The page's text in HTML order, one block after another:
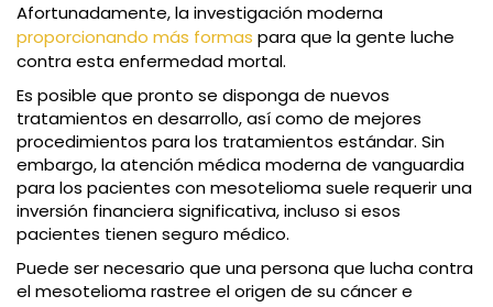
Afortunadamente, la investigación moderna
proporcionando más formas para que la gente luche
contra esta enfermedad mortal.
Es posible que pronto se disponga de nuevos
tratamientos en desarrollo, así como de mejores
procedimientos para los tratamientos estándar. Sin
embargo, la atención médica moderna de vanguardia
para los pacientes con mesotelioma suele requerir una
inversión financiera significativa, incluso si esos
pacientes tienen seguro médico.
Puede ser necesario que una persona que lucha contra
el mesotelioma rastree el origen de su cáncer e